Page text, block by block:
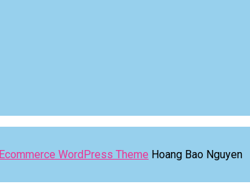
Ecommerce WordPress Theme Hoang Bao Nguyen